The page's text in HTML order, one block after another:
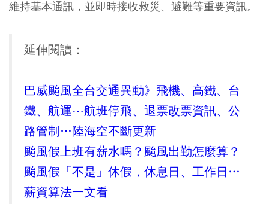
維持基本通訊，並即時接收救災、避難等重要資訊。
延伸閱讀：
巴威颱風全台交通異動》飛機、高鐵、台
鐵、航運⋯航班停飛、退票改票資訊、公
路管制…陸海空不斷更新
颱風假上班有薪水嗎？颱風出勤怎麼算？
颱風假「不是」休假，休息日、工作日…
薪資算法一文看